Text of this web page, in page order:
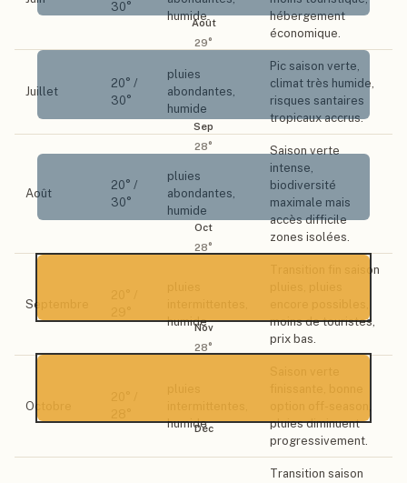
Août
29°
Sep
28°
Oct
28°
Nov
28°
Déc
30°
humide
hébergement
économique.
Juillet
20° /
30°
pluies
abondantes,
humide
Pic saison verte,
climat très humide,
risques santaires
tropicaux accrus.
Août
20° /
30°
pluies
abondantes,
humide
Saison verte
intense,
biodiversité
maximale mais
accès difficile
zones isolées.
Septembre
humide
Transition fin saison
moins de touristes,
prix bas.
Octobre
humide
pluies diminuent
progressivement.
Transition saison